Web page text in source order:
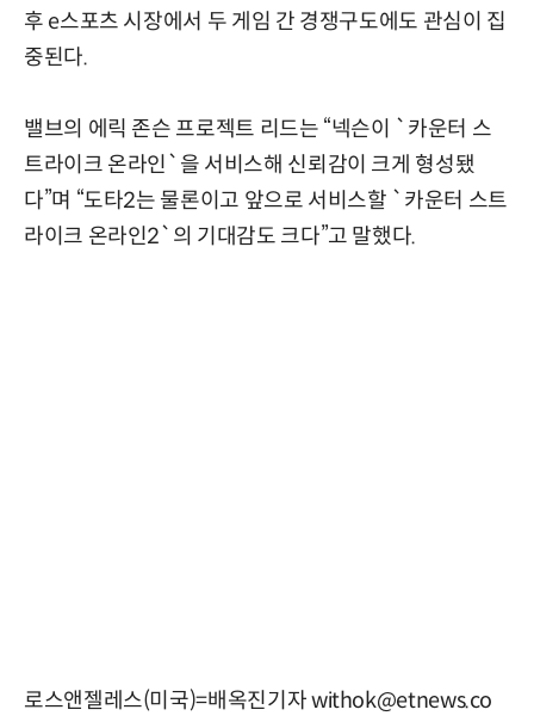
후 e스포츠 시장에서 두 게임 간 경쟁구도에도 관심이 집
중된다.
밸브의 에릭 존슨 프로젝트 리드는 “넥슨이 `카운터 스
트라이크 온라인`을 서비스해 신뢰감이 크게 형성됐
다”며 “도타2는 물론이고 앞으로 서비스할 `카운터 스트
라이크 온라인2`의 기대감도 크다”고 말했다.
로스앤젤레스(미국)=배옥진기자 withok@etnews.co